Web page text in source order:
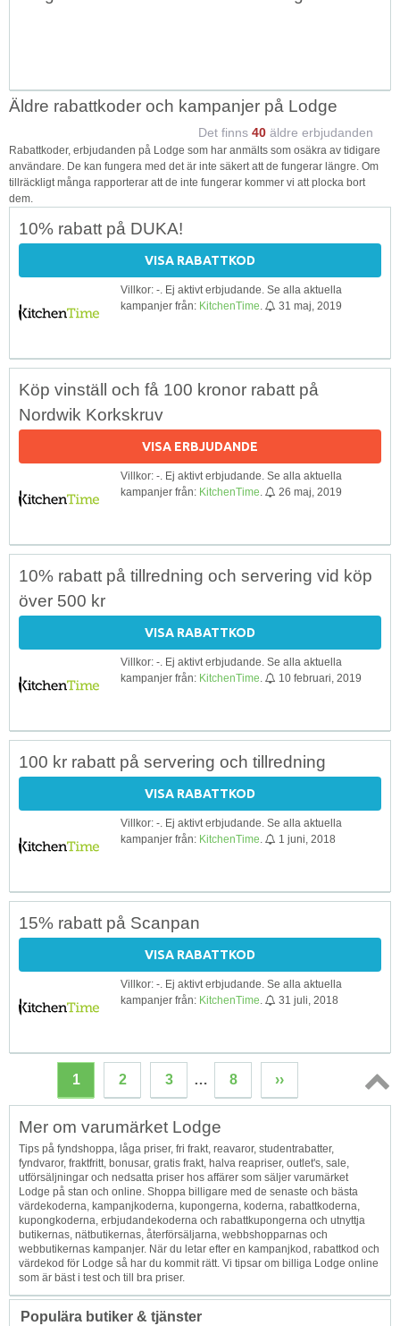
Äldre rabattkoder och kampanjer på Lodge
Det finns 40 äldre erbjudanden
Rabattkoder, erbjudanden på Lodge som har anmälts som osäkra av tidigare
användare. De kan fungera med det är inte säkert att de fungerar längre. Om
tillräckligt många rapporterar att de inte fungerar kommer vi att plocka bort
dem.
10% rabatt på DUKA!
VISA RABATTKOD
Villkor: -. Ej aktivt erbjudande. Se alla aktuella
kampanjer från: KitchenTime 31 maj, 2019
Köp vinställ och få 100 kronor rabatt på
Nordwik Korkskruv
VISA ERBJUDANDE
Villkor: -. Ej aktivt erbjudande. Se alla aktuella
kampanjer från: KitchenTime 26 maj, 2019
10% rabatt på tillredning och servering vid köp
över 500 kr
VISA RABATTKOD
Villkor: -. Ej aktivt erbjudande. Se alla aktuella
kampanjer från: KitchenTime 10 februari, 2019
100 kr rabatt på servering och tillredning
VISA RABATTKOD
Villkor: -. Ej aktivt erbjudande. Se alla aktuella
kampanjer från: KitchenTime 1 juni, 2018
15% rabatt på Scanpan
VISA RABATTKOD
Villkor: -. Ej aktivt erbjudande. Se alla aktuella
kampanjer från: KitchenTime 31 juli, 2018
1 2 3 … 8 ››
Topp
Mer om varumärket Lodge
Tips på fyndshoppa, låga priser, fri frakt, reavaror, studentrabatter,
fyndvaror, fraktfritt, bonusar, gratis frakt, halva reapriser, outlet's, sale,
utförsäljningar och nedsatta priser hos affärer som säljer varumärket
Lodge på stan och online. Shoppa billigare med de senaste och bästa
värdekoderna, kampanjkoderna, kupongerna, koderna, rabattkoderna,
kupongkoderna, erbjudandekoderna och rabattkupongerna och utnyttja
butikernas, nätbutikernas, återförsäljarna, webbshopparnas och
webbutikernas kampanjer. När du letar efter en kampanjkod, rabattkod och
värdekod för Lodge så har du kommit rätt. Vi tipsar om billiga Lodge online
som är bäst i test och till bra priser.
Populära butiker & tjänster